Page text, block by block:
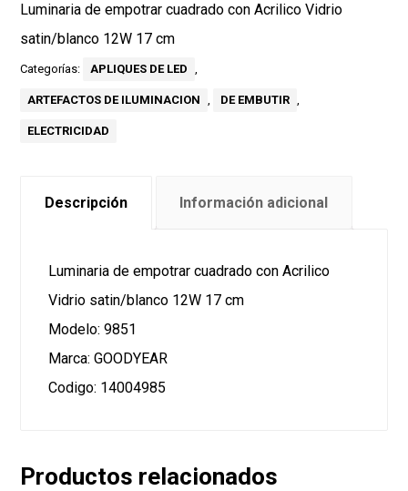
Luminaria de empotrar cuadrado con Acrilico Vidrio
satin/blanco 12W 17 cm
Categorías: APLIQUES DE LED ,
ARTEFACTOS DE ILUMINACION , DE EMBUTIR ,
ELECTRICIDAD
Descripción Información adicional
Luminaria de empotrar cuadrado con Acrilico
Vidrio satin/blanco 12W 17 cm
Modelo: 9851
Marca: GOODYEAR
Codigo: 14004985
Productos relacionados